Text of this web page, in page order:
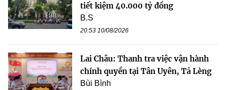
tiết kiệm 40.000 tỷ đồng
B.S
20:53 10/08/2026
Lai Châu: Thanh tra việc vận hành
chính quyền tại Tân Uyên, Tả Lèng
Bùi Bình